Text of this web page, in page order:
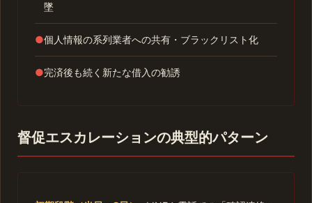
墜
●個人情報の系列業者への共有・ブラックリスト化
●完済後も続く新たな借入の勧誘
督促エスカレーションの典型的パターン